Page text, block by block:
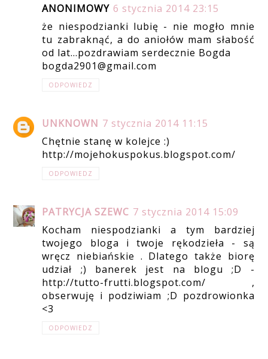
ANONIMOWY 6 stycznia 2014 23:15
że niespodzianki lubię - nie mogło mnie
tu zabraknąć, a do aniołów mam słabość
od lat...pozdrawiam serdecznie Bogda
bogda2901@gmail.com
ODPOWIEDZ
UNKNOWN 7 stycznia 2014 11:15
Chętnie stanę w kolejce :)
http://mojehokuspokus.blogspot.com/
ODPOWIEDZ
PATRYCJA SZEWC 7 stycznia 2014 15:09
Kocham niespodzianki a tym bardziej
twojego bloga i twoje rękodzieła - są
wręcz niebiańskie . Dlatego także biorę
udział ;) banerek jest na blogu ;D -
http://tutto-frutti.blogspot.com/ ,
obserwuję i podziwiam ;D pozdrowionka
<3
ODPOWIEDZ